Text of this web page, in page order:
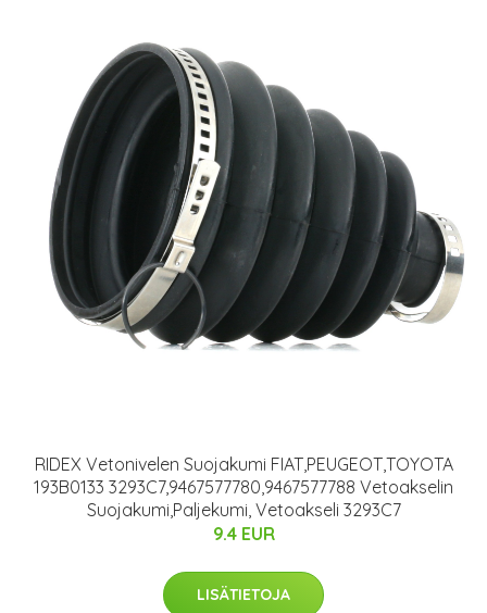
RIDEX Vetonivelen Suojakumi FIAT,PEUGEOT,TOYOTA
193B0133 3293C7,9467577780,9467577788 Vetoakselin
Suojakumi,Paljekumi, Vetoakseli 3293C7
9.4 EUR
LISÄTIETOJA